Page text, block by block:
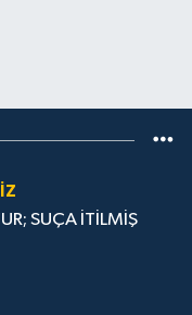
SUÇA İTİLMİŞ